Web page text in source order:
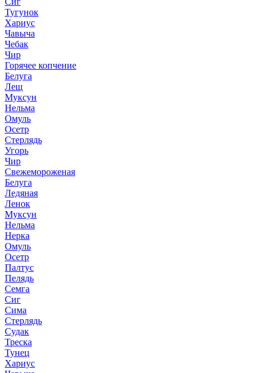
Тугунок
Хариус
Чавыча
Чебак
Чир
Горячее копчение
Белуга
Лещ
Муксун
Нельма
Омуль
Осетр
Стерлядь
Угорь
Чир
Свежемороженая
Белуга
Ледяная
Ленок
Муксун
Нельма
Нерка
Омуль
Осетр
Палтус
Пелядь
Семга
Сиг
Сима
Стерлядь
Судак
Треска
Тунец
Хариус